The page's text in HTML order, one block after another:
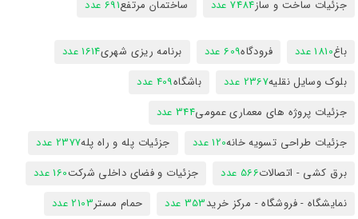
جزئیات ساخت و ساز7484 عدد ساختمان مرتفع691 عدد
باغ1810 عدد فرودگاه609 عدد برنامه ریزی شهری1614 عدد
بلوک وسایل نقلیه2367 عدد باشگاه409 عدد
جزئیات پروژه های معماری عمومی344 عدد
جزئیات طراحی تسویه خانه120 عدد جزئیات پله و راه پله2377 عدد
برق کشی - اتصالات566 عدد جزئیات و فضای داخلی شرکت160 عدد
نمایشگاه - فروشگاه - مرکز خرید353 عدد حمام مستر2103 عدد